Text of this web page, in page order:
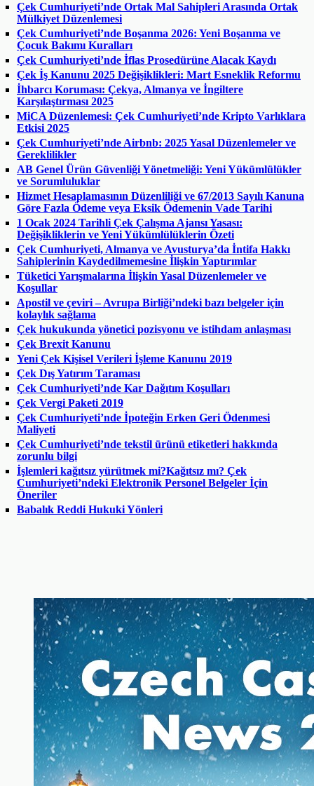
Çek Cumhuriyeti’nde Ortak Mal Sahipleri Arasında Ortak
Mülkiyet Düzenlemesi
Çek Cumhuriyeti’nde Boşanma 2026: Yeni Boşanma ve
Çocuk Bakımı Kuralları
Çek Cumhuriyeti’nde İflas Prosedürüne Alacak Kaydı
Çek İş Kanunu 2025 Değişiklikleri: Mart Esneklik Reformu
İhbarcı Koruması: Çekya, Almanya ve İngiltere
Karşılaştırması 2025
MiCA Düzenlemesi: Çek Cumhuriyeti’nde Kripto Varlıklara
Etkisi 2025
Çek Cumhuriyeti’nde Airbnb: 2025 Yasal Düzenlemeler ve
Gereklilikler
AB Genel Ürün Güvenliği Yönetmeliği: Yeni Yükümlülükler
ve Sorumluluklar
Hizmet Hesaplamasının Düzenliliği ve 67/2013 Sayılı Kanuna
Göre Fazla Ödeme veya Eksik Ödemenin Vade Tarihi
1 Ocak 2024 Tarihli Çek Çalışma Ajansı Yasası:
Değişikliklerin ve Yeni Yükümlülüklerin Özeti
Çek Cumhuriyeti, Almanya ve Avusturya’da İntifa Hakkı
Sahiplerinin Kaydedilmemesine İlişkin Yaptırımlar
Tüketici Yarışmalarına İlişkin Yasal Düzenlemeler ve
Koşullar
Apostil ve çeviri – Avrupa Birliği’ndeki bazı belgeler için
kolaylık sağlama
Çek hukukunda yönetici pozisyonu ve istihdam anlaşması
Çek Brexit Kanunu
Yeni Çek Kişisel Verileri İşleme Kanunu 2019
Çek Dış Yatırım Taraması
Çek Cumhuriyeti’nde Kar Dağıtım Koşulları
Çek Vergi Paketi 2019
Çek Cumhuriyeti’nde İpoteğin Erken Geri Ödenmesi
Maliyeti
Çek Cumhuriyeti’nde tekstil ürünü etiketleri hakkında
zorunlu bilgi
İşlemleri kağıtsız yürütmek mi?Kağıtsız mı? Çek
Cumhuriyeti’ndeki Elektronik Personel Belgeler İçin
Öneriler
Babalık Reddi Hukuki Yönleri